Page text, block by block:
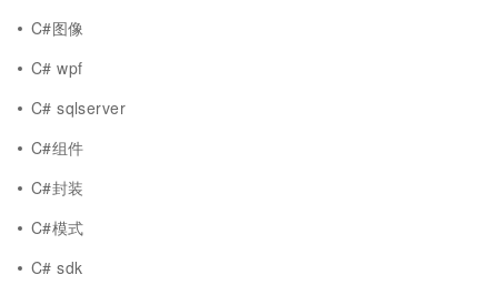
C#图像
C# wpf
C# sqlserver
C#组件
C#封装
C#模式
C# sdk